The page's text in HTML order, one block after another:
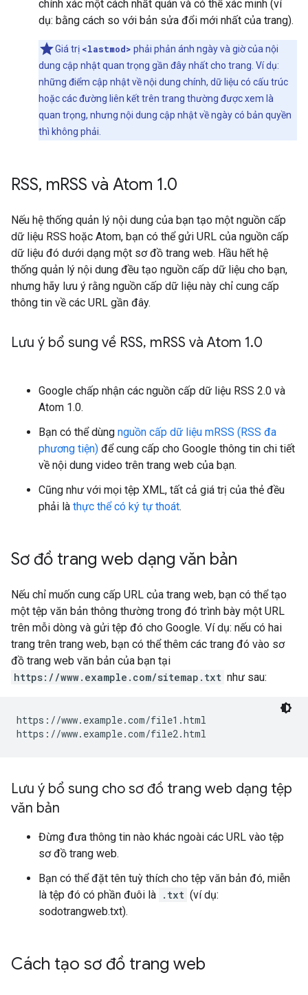
chính xác một cách nhất quán và có thể xác minh (ví
dụ: bằng cách so với bản sửa đổi mới nhất của trang).
Giá trị <lastmod> phải phản ánh ngày và giờ của nội
dung cập nhật quan trọng gần đây nhất cho trang. Ví dụ:
những điểm cập nhật về nội dung chính, dữ liệu có cấu trúc
hoặc các đường liên kết trên trang thường được xem là
quan trọng, nhưng nội dung cập nhật về ngày có bản quyền
thì không phải.
RSS, mRSS và Atom 1.0
Nếu hệ thống quản lý nội dung của bạn tạo một nguồn cấp
dữ liệu RSS hoặc Atom, bạn có thể gửi URL của nguồn cấp
dữ liệu đó dưới dạng một sơ đồ trang web. Hầu hết hệ
thống quản lý nội dung đều tạo nguồn cấp dữ liệu cho bạn,
nhưng hãy lưu ý rằng nguồn cấp dữ liệu này chỉ cung cấp
thông tin về các URL gần đây.
Lưu ý bổ sung về RSS, mRSS và Atom 1.0
Google chấp nhận các nguồn cấp dữ liệu RSS 2.0 và
Atom 1.0.
Bạn có thể dùng nguồn cấp dữ liệu mRSS (RSS đa
phương tiện) để cung cấp cho Google thông tin chi tiết
về nội dung video trên trang web của bạn.
Cũng như với mọi tệp XML, tất cả giá trị của thẻ đều
phải là thực thể có ký tự thoát.
Sơ đồ trang web dạng văn bản
Nếu chỉ muốn cung cấp URL của trang web, bạn có thể tạo
một tệp văn bản thông thường trong đó trình bày một URL
trên mỗi dòng và gửi tệp đó cho Google. Ví dụ: nếu có hai
trang trên trang web, bạn có thể thêm các trang đó vào sơ
đồ trang web văn bản của bạn tại
https://www.example.com/sitemap.txt như sau:
https://www.example.com/file1.html
https://www.example.com/file2.html
Lưu ý bổ sung cho sơ đồ trang web dạng tệp
văn bản
Đừng đưa thông tin nào khác ngoài các URL vào tệp
sơ đồ trang web.
Bạn có thể đặt tên tuỳ thích cho tệp văn bản đó, miễn
là tệp đó có phần đuôi là .txt (ví dụ:
sodotrangweb.txt).
Cách tạo sơ đồ trang web